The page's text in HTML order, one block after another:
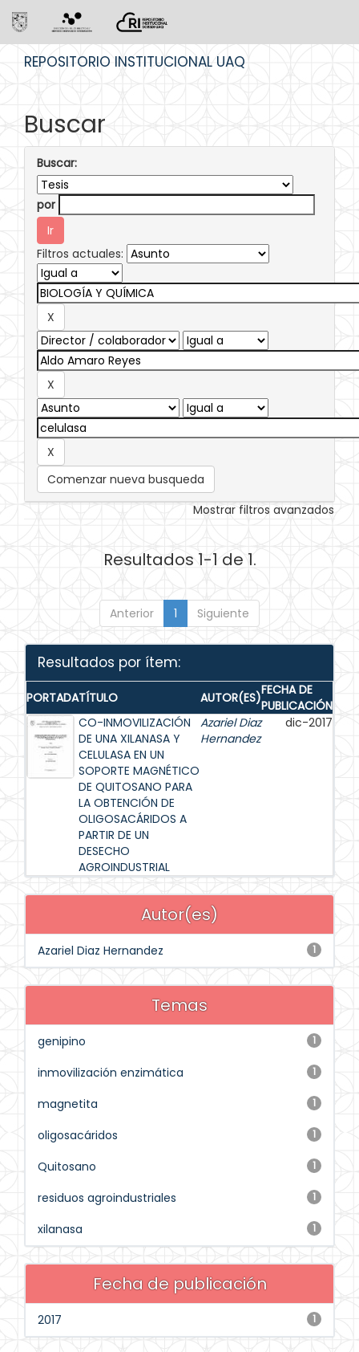
REPOSITORIO INSTITUCIONAL UAQ
Buscar
Buscar:
por
Filtros actuales:
Comenzar nueva busqueda
Mostrar filtros avanzados
Resultados 1-1 de 1.
Anterior 1 Siguiente
Resultados por ítem:
PORTADATÍTULO AUTOR(ES)FECHA DE
PUBLICACIÓN
CO-INMOVILIZACIÓN
DE UNA XILANASA Y
CELULASA EN UN
SOPORTE MAGNÉTICO
DE QUITOSANO PARA
LA OBTENCIÓN DE
OLIGOSACÁRIDOS A
PARTIR DE UN
DESECHO
AGROINDUSTRIAL
Azariel Diaz
Hernandez
dic-2017
Autor(es)
1
Azariel Diaz Hernandez
Temas
1
genipino
1
inmovilización enzimática
1
magnetita
1
oligosacáridos
1
Quitosano
1
residuos agroindustriales
1
xilanasa
Fecha de publicación
1
2017